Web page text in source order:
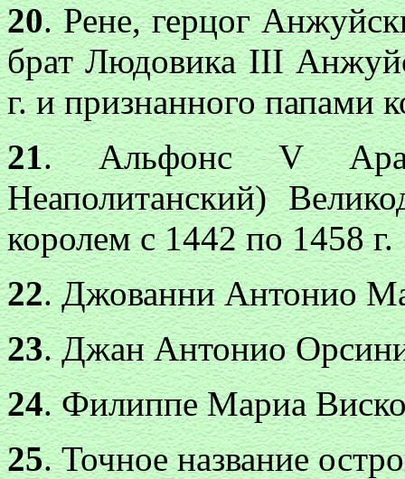
20. Рене, герцог
брат Людовика III
г. и признанного папами
21. Альфонс V
Неаполитанский)
королем с 1442 по 1458 г.
22. Джованни Антонио
23. Джан Антонио
24. Филиппе Мариа
25. Точное название